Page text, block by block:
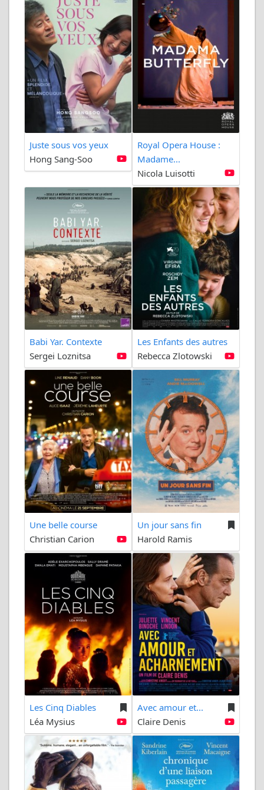
Juste sous vos yeux
Hong Sang-Soo
Royal Opera House :
Madame...
Nicola Luisotti
Babi Yar. Contexte
Sergei Loznitsa
Les Enfants des autres
Rebecca Zlotowski
Une belle course
Christian Carion
Un jour sans fin
Harold Ramis
Les Cinq Diables
Léa Mysius
Avec amour et...
Claire Denis